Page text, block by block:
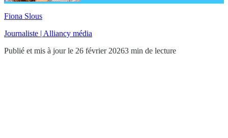
Fiona Slous
Journaliste | Alliancy média
Publié et mis à jour le 26 février 20263 min de lecture